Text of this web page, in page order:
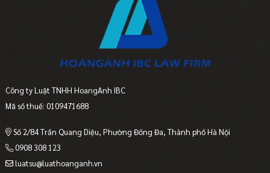
Công ty Luật TNHH HoangAnh IBC
Mã số thuế: 0109471688
Số 2/84 Trần Quang Diệu, Phường Đống Đa, Thành phố Hà Nội
0908 308 123
luatsu@luathoanganh.vn